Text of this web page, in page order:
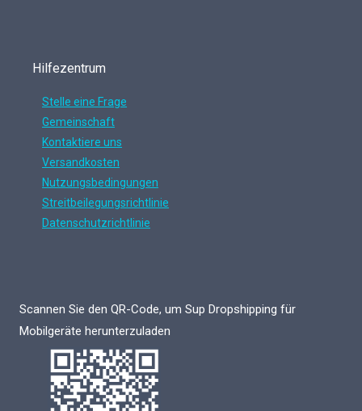
Hilfezentrum
Stelle eine Frage
Gemeinschaft
Kontaktiere uns
Versandkosten
Nutzungsbedingungen
Streitbeilegungsrichtlinie
Datenschutzrichtlinie
Scannen Sie den QR-Code, um Sup Dropshipping für
Mobilgeräte herunterzuladen